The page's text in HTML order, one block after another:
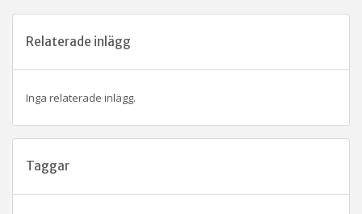
Relaterade inlägg
Inga relaterade inlägg.
Taggar